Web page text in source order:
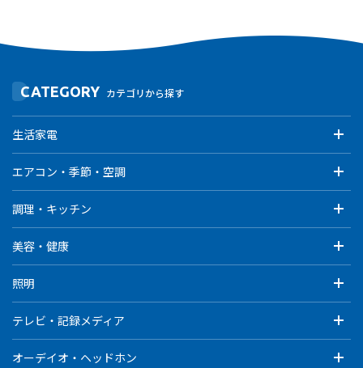
CATEGORY カテゴリから探す
生活家電
エアコン・季節・空調
調理・キッチン
美容・健康
照明
テレビ・記録メディア
オーデイオ・ヘッドホン